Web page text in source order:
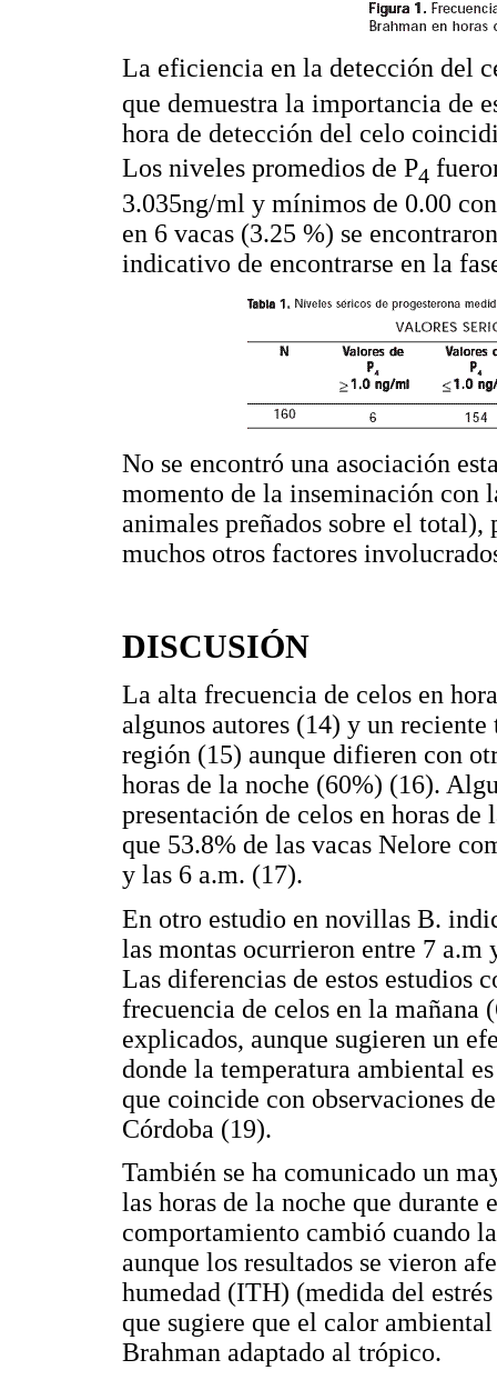
La eficiencia en la detección del
que demuestra la importancia de
hora de detección del celo
Los niveles promedios de P4
3.035ng/ml y mínimos de 0.00
en 6 vacas (3.25 %) se
indicativo de encontrarse en la
No se encontró una asociación
momento de la inseminación con
animales preñados sobre el total),
muchos otros factores
DISCUSIÓN
La alta frecuencia de celos en
algunos autores (14) y un
región (15) aunque difieren con
horas de la noche (60%) (16).
presentación de celos en horas
que 53.8% de las vacas Nelore
y las 6 a.m. (17).
En otro estudio en novillas B.
las montas ocurrieron entre 7
Las diferencias de estos estudios
frecuencia de celos en la mañana
explicados, aunque sugieren un
donde la temperatura ambiental
que coincide con observaciones
Córdoba (19).
También se ha comunicado un
las horas de la noche que durante
comportamiento cambió cuando
aunque los resultados se vieron
humedad (ITH) (medida del
que sugiere que el calor
Brahman adaptado al trópico.